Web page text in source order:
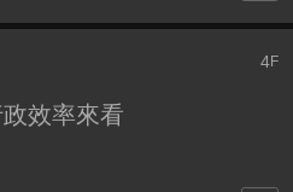
4F
效率來看